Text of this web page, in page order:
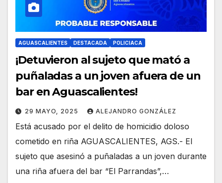
AGUASCALIENTES DESTACADA POLICIACA
¡Detuvieron al sujeto que mató a
puñaladas a un joven afuera de un
bar en Aguascalientes!
29 MAYO, 2025 ALEJANDRO GONZÁLEZ
Está acusado por el delito de homicidio doloso
cometido en riña AGUASCALIENTES, AGS.- El
sujeto que asesinó a puñaladas a un joven durante
una riña afuera del bar “El Parrandas”,…